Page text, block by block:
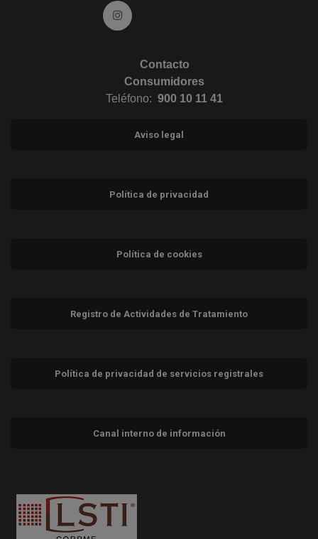
Ir a Instagram (abre en ventana nueva)
Contacto
Consumidores
Teléfono: 900 10 11 41
Aviso legal
Política de privacidad
Política de cookies
Registro de Actividades de Tratamiento
Política de privacidad de servicios registrales
Canal interno de información